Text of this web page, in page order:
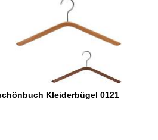
Kleiderbügel 0121